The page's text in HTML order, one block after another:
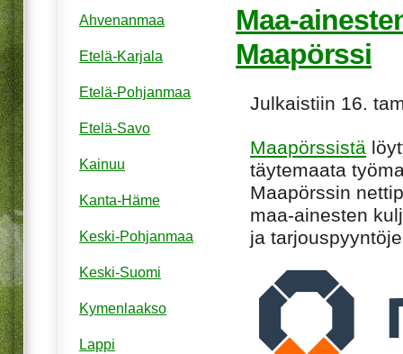
Maa-
Maapörssi
Julkaistiin 16.
Maapörssistä
täytemaata
Maapörssin
maa-ainesten
ja
Ahvenanmaa
Etelä-Karjala
Etelä-Pohjanmaa
Etelä-Savo
Kainuu
Kanta-Häme
Keski-Pohjanmaa
Keski-Suomi
Kymenlaakso
Lappi